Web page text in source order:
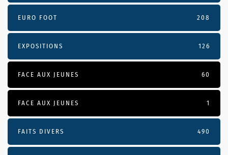
EURO FOOT 208
EXPOSITIONS 126
FACE AUX JEUNES 60
FACE AUX JEUNES 1
FAITS DIVERS 490